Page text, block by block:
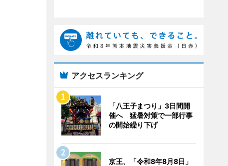
アクセスランキング
「八王子まつり」3日間開
催へ 猛暑対策で一部行事
の開始繰り下げ
京王、「令和8年8月8日」